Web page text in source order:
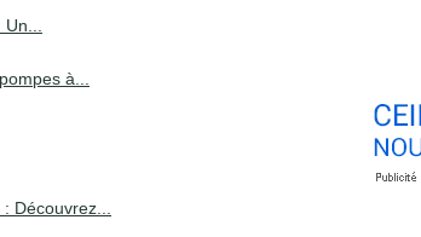
à...
Découvrez...